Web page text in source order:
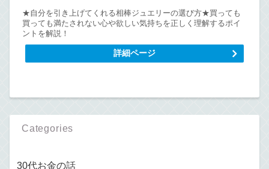
★自分を引き上げてくれる相棒ジュエリーの選び方★買っても
買っても満たされない心や欲しい気持ちを正しく理解するポイ
ントを解説！
詳細ページ
Categories
30代お金の話